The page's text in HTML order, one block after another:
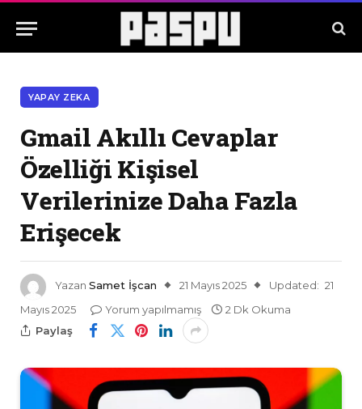
YAPAY ZEKA
Gmail Akıllı Cevaplar
Özelliği Kişisel
Verilerinize Daha Fazla
Erişecek
Yazan Samet İşcan 21 Mayıs 2025 Updated: 21
Mayıs 2025
Yorum yapılmamış
2 Dk Okuma
Paylaş